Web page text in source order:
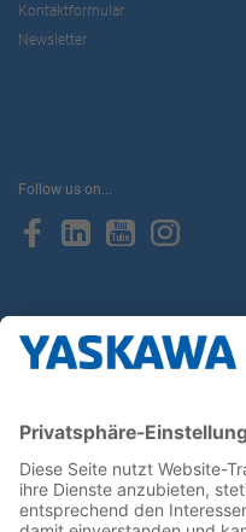
Kontaktformular
Newsletter
Follow us on...
Home AGB Impressum
Yaskawa Europe GmbH